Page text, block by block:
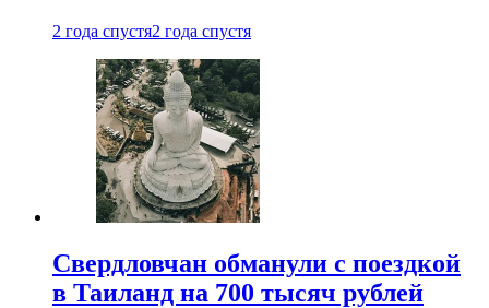
2 года спустя2 года спустя
Свердловчан обманули с поездкой
в Таиланд на 700 тысяч рублей